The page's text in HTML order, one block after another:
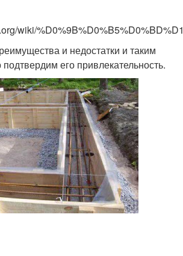
wiki/
и недостатки и таким
его привлекательность.